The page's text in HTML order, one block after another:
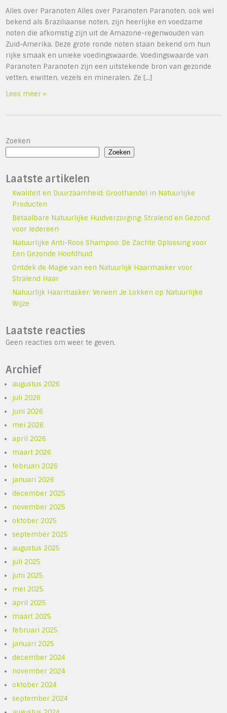
Alles over Paranoten Alles over Paranoten Paranoten, ook wel
bekend als Braziliaanse noten, zijn heerlijke en voedzame
noten die afkomstig zijn uit de Amazone-regenwouden van
Zuid-Amerika. Deze grote ronde noten staan bekend om hun
rijke smaak en unieke voedingswaarde. Voedingswaarde van
Paranoten Paranoten zijn een uitstekende bron van gezonde
vetten, eiwitten, vezels en mineralen. Ze […]
Lees meer »
Zoeken
Zoeken
Laatste artikelen
Kwaliteit en Duurzaamheid: Groothandel in Natuurlijke
Producten
Betaalbare Natuurlijke Huidverzorging: Stralend en Gezond
voor Iedereen
Natuurlijke Anti-Roos Shampoo: De Zachte Oplossing voor
Een Gezonde Hoofdhuid
Ontdek de Magie van een Natuurlijk Haarmasker voor
Stralend Haar
Natuurlijk Haarmasker: Verwen Je Lokken op Natuurlijke
Wijze
Laatste reacties
Geen reacties om weer te geven.
Archief
augustus 2026
juli 2026
juni 2026
mei 2026
april 2026
maart 2026
februari 2026
januari 2026
december 2025
november 2025
oktober 2025
september 2025
augustus 2025
juli 2025
juni 2025
mei 2025
april 2025
maart 2025
februari 2025
januari 2025
december 2024
november 2024
oktober 2024
september 2024